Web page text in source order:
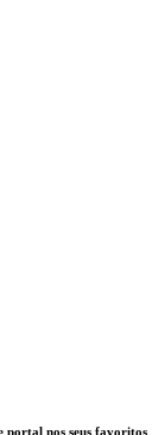
portal nos seus favoritos